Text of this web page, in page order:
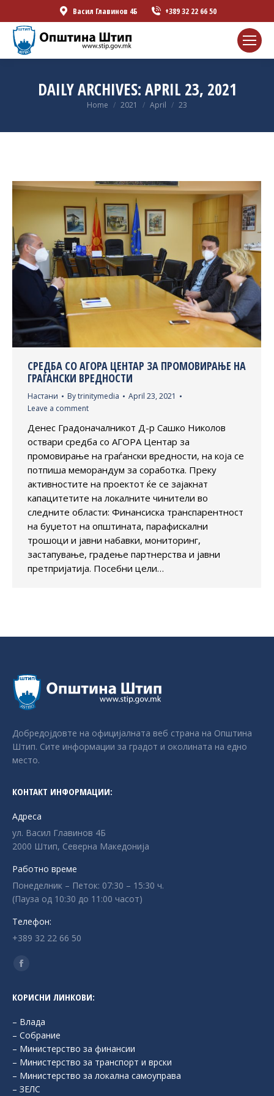
Васил Главинов 4Б +389 32 22 66 50
DAILY ARCHIVES:APRIL 23, 2021
You are here:
Home 2021 April 23
СРЕДБА СО АГОРА ЦЕНТАР ЗА ПРОМОВИРАЊЕ НА
ГРАЃАНСКИ ВРЕДНОСТИ
Настани Bytrinitymedia
April 23, 2021
Leave a comment
Денес Градоначалникот Д-р Сашко Николов
оствари средба со АГОРА Центар за
промовирање на граѓански вредности, на која се
потпиша меморандум за соработка. Преку
активностите на проектот ќе се зајакнат
капацитетите на локалните чинители во
следните области: Финансиска транспарентност
на буџетот на општината, парафискални
трошоци и јавни набавки, мониторинг,
застапување, градење партнерства и јавни
претпријатија. Посебни цели…
Добредојдовте на официјалната веб страна на Општина
Штип. Сите информации за градот и околината на едно
место.
КОНТАКТ ИНФОРМАЦИИ:
Адреса
ул. Васил Главинов 4Б
2000 Штип, Северна Македонија
Работно време
Понеделник – Петок: 07:30 – 15:30 ч.
(Пауза од 10:30 до 11:00 часот)
Телефон:
+389 32 22 66 50
Find us on:
Facebook
opens
in
new
window
КОРИСНИ ЛИНКОВИ:
– Влада
– Собрание
– Министерство за финансии
– Министерство за транспорт и врски
– Министерство за локална самоуправа
– ЗЕЛС